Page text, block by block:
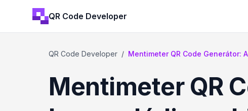
QR Code Developer
QR Code Developer / Mentimeter QR Code Generátor:
Mentimeter QR